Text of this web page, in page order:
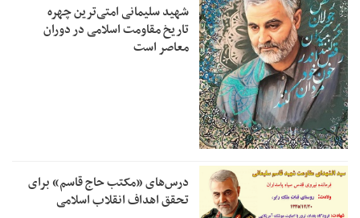
شهید سلیمانی امتی‌ترین چهره
تاریخ مقاومت اسلامی در دوران
معاصر است
درس‌های «مکتب حاج قاسم» برای
تحقق اهداف انقلاب اسلامی